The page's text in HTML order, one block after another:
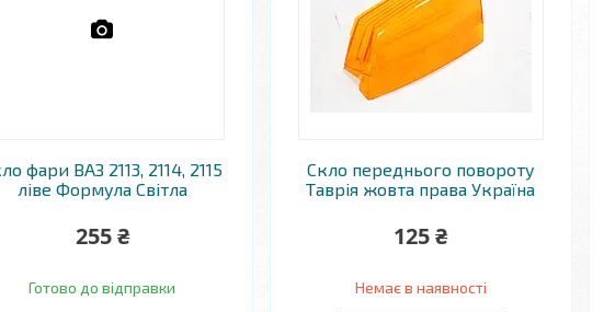
фари ВАЗ 2113, 2114, 2115
ліве Формула Світла
255 ₴
Готово до відправки
Скло переднього повороту
Таврія жовта права Україна
125 ₴
Немає в наявності